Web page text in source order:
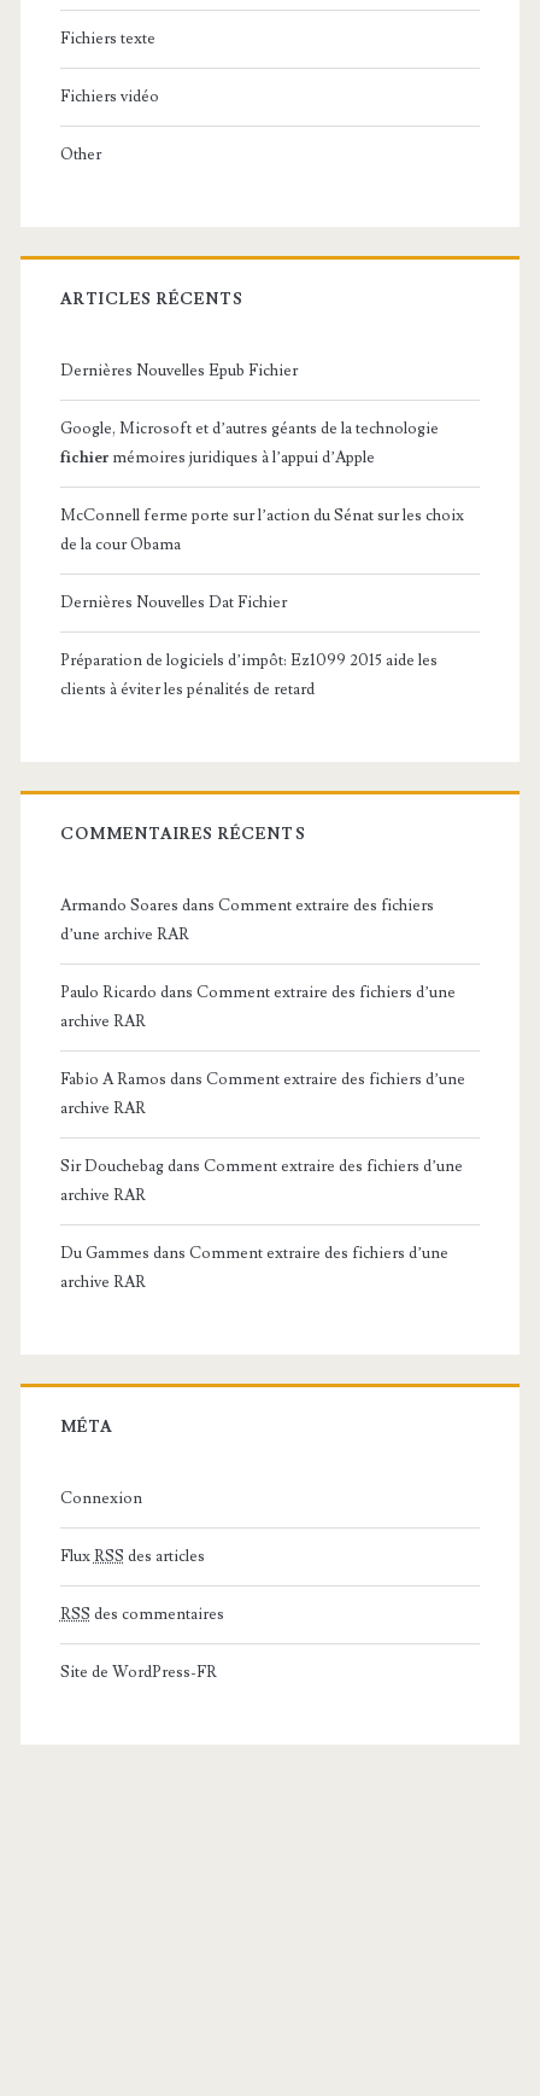
Fichiers texte
Fichiers vidéo
Other
ARTICLES RÉCENTS
Dernières Nouvelles Epub Fichier
Google, Microsoft et d’autres géants de la technologie
fichier mémoires juridiques à l’appui d’Apple
McConnell ferme porte sur l’action du Sénat sur les choix
de la cour Obama
Dernières Nouvelles Dat Fichier
Préparation de logiciels d’impôt: Ez1099 2015 aide les
clients à éviter les pénalités de retard
COMMENTAIRES RÉCENTS
Armando Soares dans Comment extraire des fichiers
d’une archive RAR
Paulo Ricardo dans Comment extraire des fichiers d’une
archive RAR
Fabio A Ramos dans Comment extraire des fichiers d’une
archive RAR
Sir Douchebagdans Comment extraire des fichiers d’une
archive RAR
Du Gammes dans Comment extraire des fichiers d’une
archive RAR
MÉTA
Connexion
FluxRSS des articles
RSS des commentaires
Site de WordPress-FR